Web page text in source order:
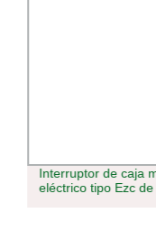
Interruptor de caja
eléctrico tipo Ezc